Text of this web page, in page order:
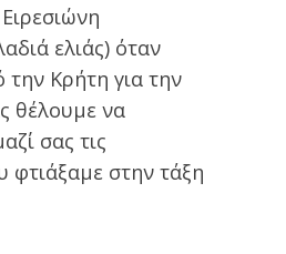
ελιάς) όταν
Κρήτη για την
θέλουμε να
σας τις
φτιάξαμε στην τάξη